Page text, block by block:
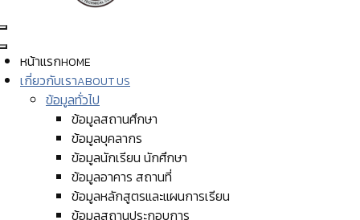
หน้าแรกHOME
เกี่ยวกับเราABOUT US
ข้อมูลทั่วไป
ข้อมูลสถานศึกษา
ข้อมูลบุคลากร
ข้อมูลนักเรียน นักศึกษา
ข้อมูลอาคาร สถานที่
ข้อมูลหลักสูตรและแผนการเรียน
ข้อมูลสถานประกอบการ